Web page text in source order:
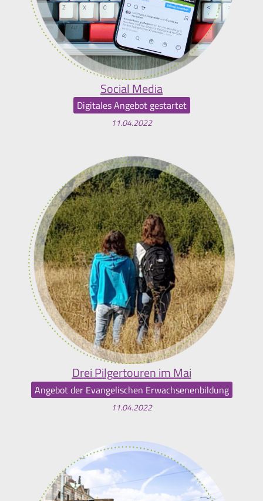
Social Media
Digitales Angebot gestartet
11.04.2022
Drei Pilgertouren im Mai
Angebot der Evangelischen Erwachsenenbildung
11.04.2022